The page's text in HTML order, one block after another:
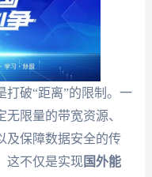
打破“距离”的限制。一
限量的带宽资源、
及保障数据安全的传
这不仅是实现国外能